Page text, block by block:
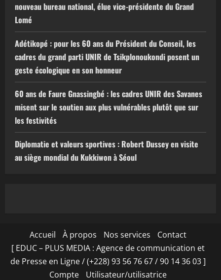
nouveau bureau national, élue vice-présidente du Grand
Lomé
Adétikopé : pour les 60 ans du Président du Conseil, les
cadres du grand parti UNIR de Tsikplonoukondi posent un
geste écologique en son honneur
60 ans de Faure Gnassingbé : les cadres UNIR des Savanes
misent sur le soutien aux plus vulnérables plutôt que sur
les festivités
Diplomatie et valeurs sportives : Robert Dussey en visite
au siège mondial du Kukkiwon à Séoul
Accueil À propos Nos services
Contact
[ EDUC – PLUS MEDIA : Agence de communication et
de Presse en Ligne / (+228) 93 56 76 67 / 90 14 36 03 ]
Compte
Utilisateur/utilisatrice